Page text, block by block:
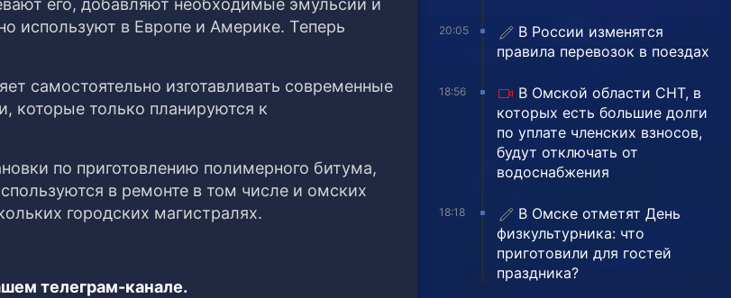
его, добавляют необходимые эмульсии и
используют в Европе и Америке. Теперь
самостоятельно изготавливать современные
которые только планируются к
по приготовлению полимерного битума,
в ремонте в том числе и омских
городских магистралях.
телеграм-канале.
20:05
В России изменятся
правила перевозок в поездах
18:56
В Омской области СНТ, в
которых есть большие долги
по уплате членских взносов,
будут отключать от
водоснабжения
18:18
В Омске отметят День
физкультурника: что
приготовили для гостей
праздника?